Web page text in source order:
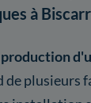
à
production
de plusieurs